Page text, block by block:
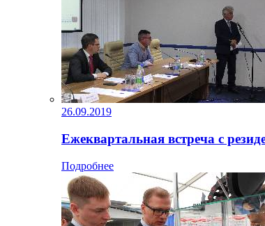
26.09.2019
Ежеквартальная встреча с
Подробнее